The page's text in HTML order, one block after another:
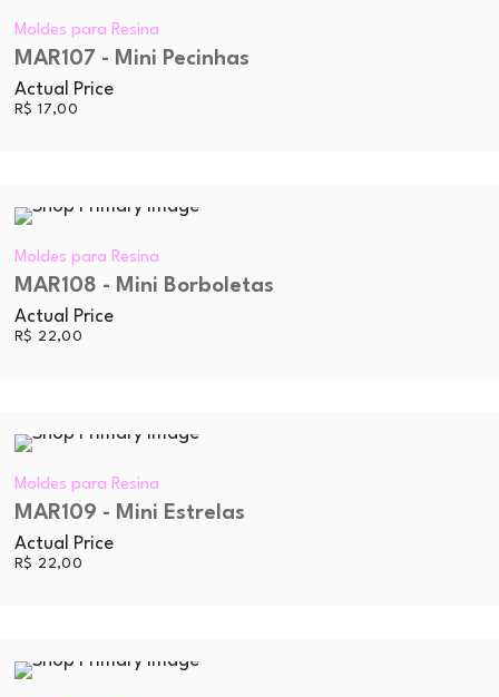
Moldes para Resina
MAR107 - Mini Pecinhas
Actual Price
R$ 17,00
Moldes para Resina
MAR108 - Mini Borboletas
Actual Price
R$ 22,00
Moldes para Resina
MAR109 - Mini Estrelas
Actual Price
R$ 22,00